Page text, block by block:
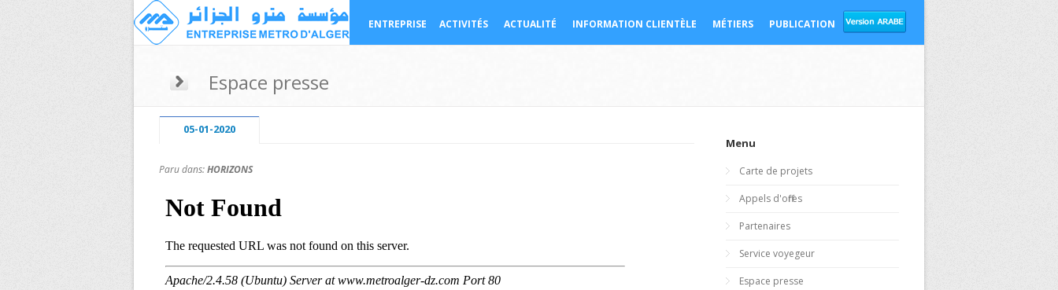
ENTREPRISE ACTIVITÉS ACTUALITÉ INFORMATION CLIENTÈLE MÉTIERS PUBLICATION
Espace presse
05-01-2020
Paru dans:HORIZONS
Menu
Carte de projets
Appels d'offres
Partenaires
Service voyegeur
Espace presse